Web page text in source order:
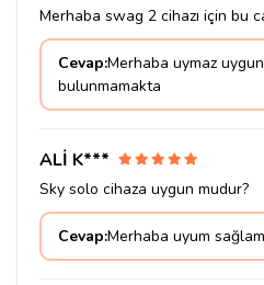
Merhaba swag 2 cihazı için bu
Cevap:Merhaba uymaz
bulunmamakta
ALİ K***
Sky solo cihaza uygun mudur?
Cevap:Merhaba uyum